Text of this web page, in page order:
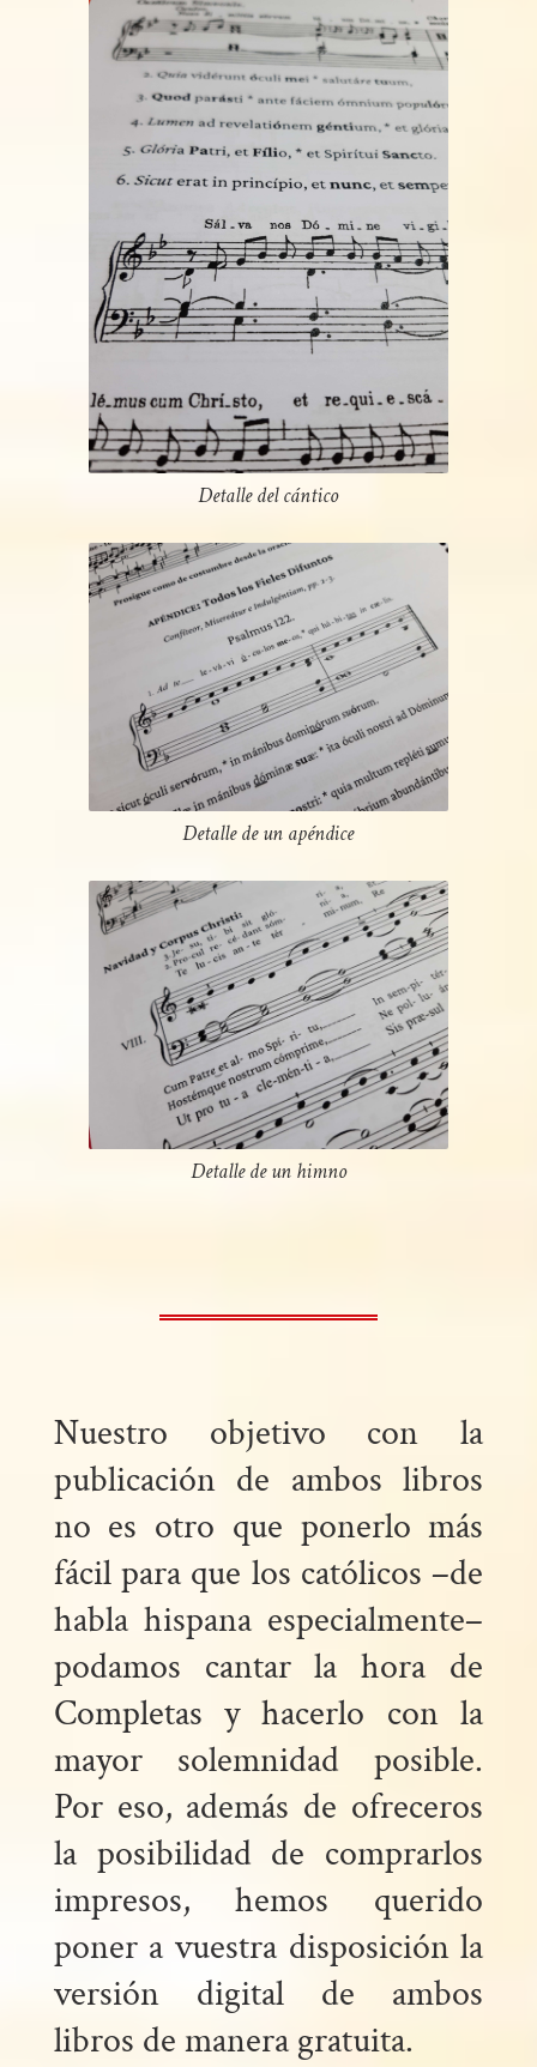
Detalle del cántico
Detalle de un apéndice
Detalle de un himno
Nuestro objetivo con la
publicación de ambos libros
no es otro que ponerlo más
fácil para que los católicos –de
habla hispana especialmente–
podamos cantar la hora de
Completas y hacerlo con la
mayor solemnidad posible.
Por eso, además de ofreceros
la posibilidad de comprarlos
impresos, hemos querido
poner a vuestra disposición la
versión digital de ambos
libros de manera gratuita.